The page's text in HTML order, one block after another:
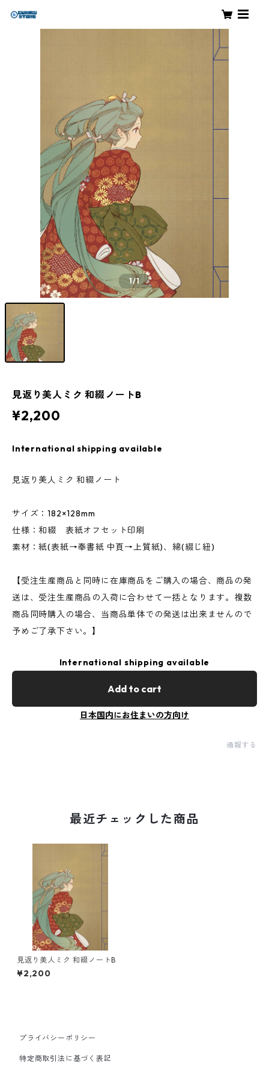
1/1
見返り美人ミク 和綴ノートB
¥2,200
International shipping available
見返り美人ミク 和綴ノート
サイズ：182×128mm
仕様：和綴 表紙オフセット印刷
素材：紙(表紙→奉書紙 中頁→上質紙)、綿(綴じ紐)
【受注生産商品と同時に在庫商品をご購入の場合、商品の発
送は、受注生産商品の入荷に合わせて一括となります。複数
商品同時購入の場合、当商品単体での発送は出来ませんので
予めご了承下さい。】
International shipping available
Add to cart
日本国内にお住まいの方向け
通報する
最近チェックした商品
見返り美人ミク 和綴ノートB
¥2,200
プライバシーポリシー
特定商取引法に基づく表記